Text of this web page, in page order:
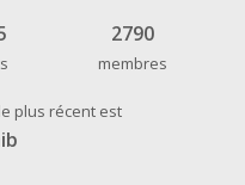
2790
membres
plus récent est